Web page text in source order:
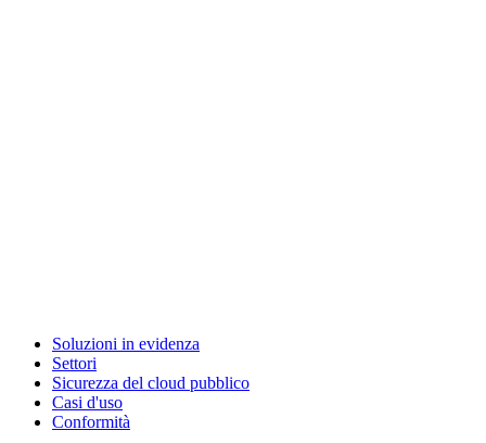
Soluzioni in evidenza
Settori
Sicurezza del cloud pubblico
Casi d'uso
Conformità